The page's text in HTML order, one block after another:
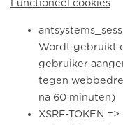
Functioneel cookies
Wordt gebruikt
gebruiker
tegen
na 60 minuten)
XSRF-TOKEN